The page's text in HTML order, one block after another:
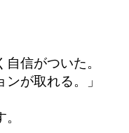
自信がついた。
が取れる。」